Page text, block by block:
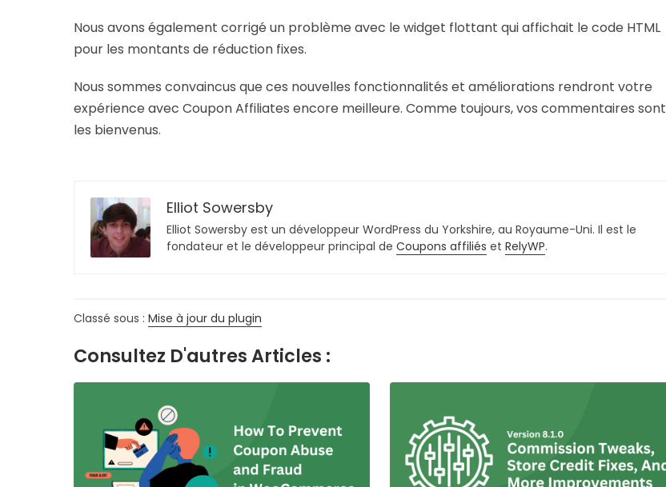
Nous avons également corrigé un problème avec le widget flottant qui affichait le code HTML
pour les montants de réduction fixes.
Nous sommes convaincus que ces nouvelles fonctionnalités et améliorations rendront votre
expérience avec Coupon Affiliates encore meilleure. Comme toujours, vos commentaires sont
les bienvenus.
Elliot Sowersby
Elliot Sowersby est un développeur WordPress du Yorkshire, au Royaume-Uni. Il est le
fondateur et le développeur principal de Coupons affiliés et RelyWP.
Classé sous : Mise à jour du plugin
Consultez D'autres Articles :